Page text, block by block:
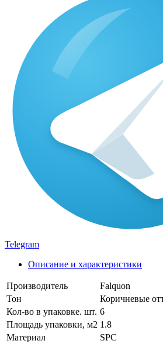
Telegram
Описание и характеристики
Производитель
Falquon
Тон
Коричневые
Кол-во в упаковке. шт. 6
Площадь упаковки, м2 1.8
Материал
SPC